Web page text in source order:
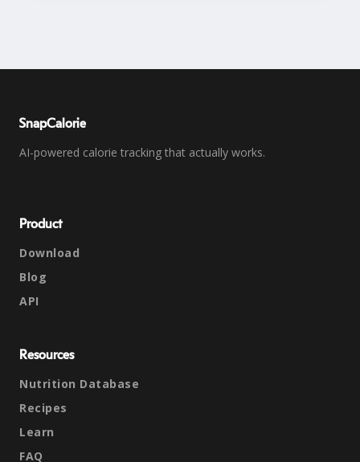
SnapCalorie
AI-powered calorie tracking that actually works.
Product
Download
Blog
API
Resources
Nutrition Database
Recipes
Learn
FAQ